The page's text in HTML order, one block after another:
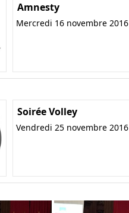
Amnesty
Mercredi 16 novembre 2016
Soirée Volley
Vendredi 25 novembre 2016